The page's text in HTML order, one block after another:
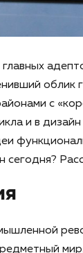
облик
с
и в дизайн
сегодня?